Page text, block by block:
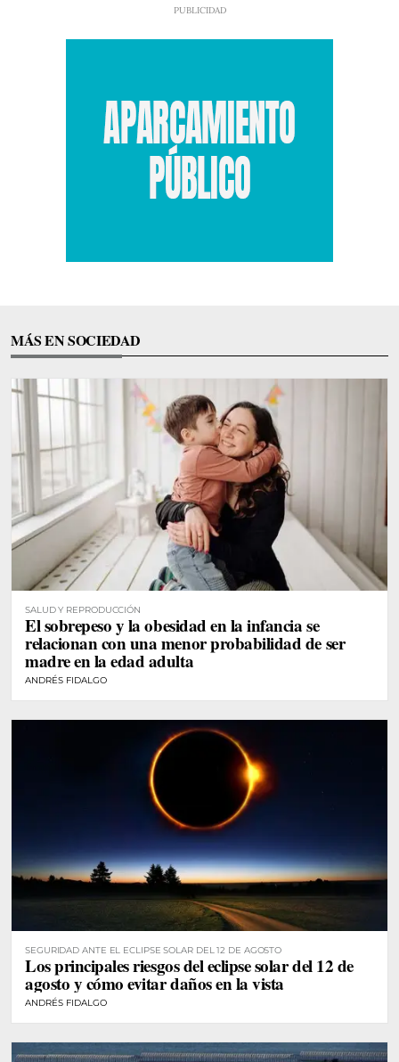
MÁS EN SOCIEDAD
SALUD Y REPRODUCCIÓN
El sobrepeso y la obesidad en la infancia se
relacionan con una menor probabilidad de ser
madre en la edad adulta
ANDRÉS FIDALGO
SEGURIDAD ANTE EL ECLIPSE SOLAR DEL 12 DE AGOSTO
Los principales riesgos del eclipse solar del 12 de
agosto y cómo evitar daños en la vista
ANDRÉS FIDALGO